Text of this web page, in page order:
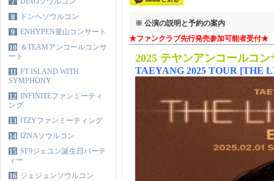
7
8
ドンへソウルコン
9
ENHYPEN釜山コンサート
10 ＆TEAMアンコールコンサ
ート
11 FT ISLAND WITH
SYMPHONY
12 INFINITEファンミーティ
ング
13 ITZYファンミーティング
14 IZNAソウルコン
15 SF9ジェユン誕生日パーテ
ィー
16 ジェジュンソウルコン
※ 公演の説明と予約の案内
★ファンクラブ先行発売参加可能者受付★
2025 テヤンアンコールコ
TAEYANG 2025 TOUR [THE